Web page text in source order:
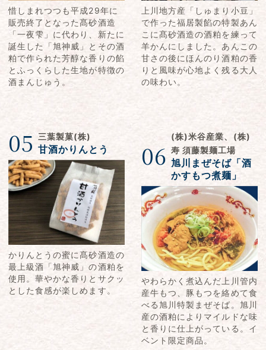
惜しまれつつも平成29年に
販売終了となった髙砂酒造
「一夜雫」に代わり、新たに
誕生した「旭神威」とその酒
粕で作られた芳醇な香りの餡
とふっくらした生地が特徴の
酒まんじゅう。
上川地方産「しゅまり小豆」
で作った福居製餡の特製あん
こに髙砂酒造の酒粕を練って
羊かんにしました。あんこの
甘さの後にほんのり酒粕の香
りと風味が心地よく残る大人
の味わい。
05 三葉製菓(株)
甘酒かりんとう
かりんとうの蜜に髙砂酒造の
最上級酒「旭神威」の酒粕を
使用。華やかな香りとサクッ
とした食感が楽しめます。
06
(株)米谷産業、(株)
寿 須藤製麺工場
旭川まぜそば「酒
かすもつ煮麺」
やわらかく煮込んだ上川管内
産牛もつ、豚もつを絡めて食
べる旭川特製まぜそば。旭川
産の酒粕によりマイルドな味
と香りに仕上がっている。イ
ベント限定商品。